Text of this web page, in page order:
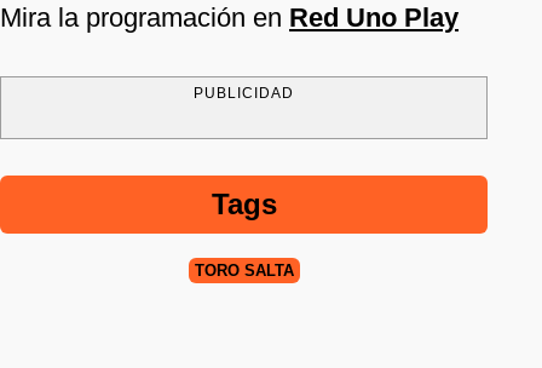
Mira la programación en Red Uno Play
PUBLICIDAD
Tags
TORO SALTA